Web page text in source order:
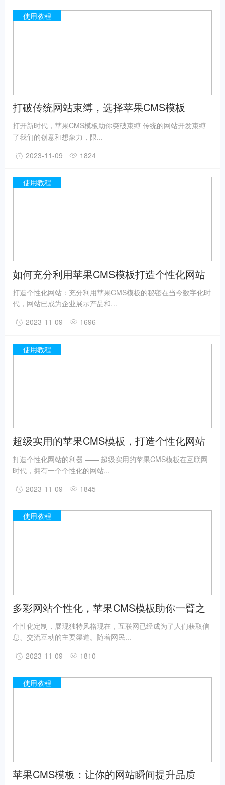
使用教程
打破传统网站束缚，选择苹果CMS模板
打开新时代，苹果CMS模板助你突破束缚 传统的网站开发束缚
了我们的创意和想象力，限...
2023-11-09
1824
使用教程
如何充分利用苹果CMS模板打造个性化网站
打造个性化网站：充分利用苹果CMS模板的秘密在当今数字化时
代，网站已成为企业展示产品和...
2023-11-09
1696
使用教程
超级实用的苹果CMS模板，打造个性化网站
打造个性化网站的利器 —— 超级实用的苹果CMS模板在互联网
时代，拥有一个个性化的网站...
2023-11-09
1845
使用教程
多彩网站个性化，苹果CMS模板助你一臂之
力
个性化定制，展现独特风格现在，互联网已经成为了人们获取信
息、交流互动的主要渠道。随着网民...
2023-11-09
1810
使用教程
苹果CMS模板：让你的网站瞬间提升品质